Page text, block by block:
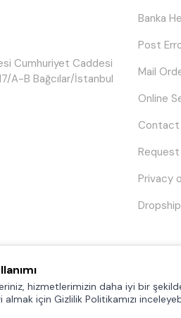
Cumhuriyet Caddesi
A-B Bağcılar/İstanbul
Banka
Post
Mail
Online
Contact
Privacy
hizmetlerimizin daha iyi bir
almak için Gizlilik Politikamızı